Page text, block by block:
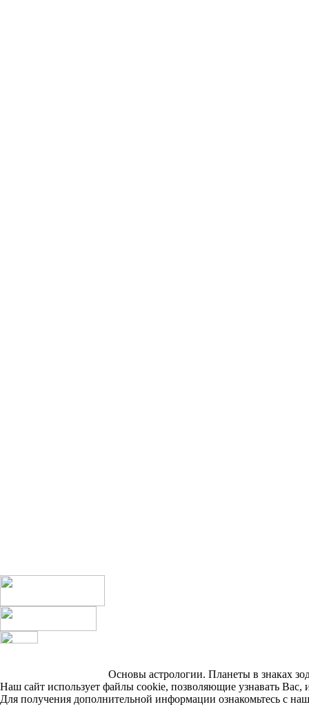
Основы астрологии. Планеты в знаках
Наш сайт использует файлы cookie, позволяющие узнавать Вас,
Для получения дополнительной информации ознакомьтесь с